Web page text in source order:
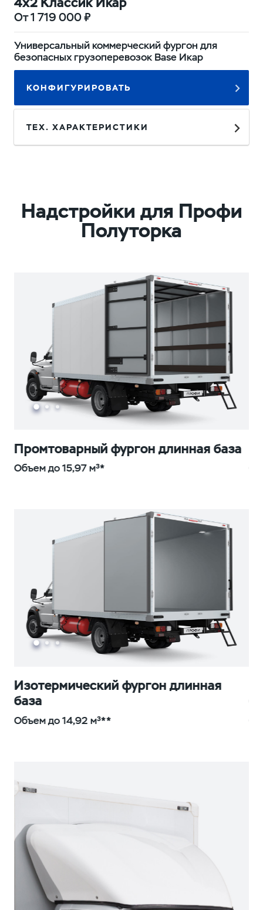
От 1 719 000 ₽
Универсальный коммерческий фургон для
безопасных грузоперевозок Base Икар
КОНФИГУРИРОВАТЬ
ТЕХ. ХАРАКТЕРИСТИКИ
Надстройки для Профи
Полуторка
Промтоварный фургон длинная база
Объем до 15,97 м³*
Изотермический фургон длинная
база
Объем до 14,92 м³**